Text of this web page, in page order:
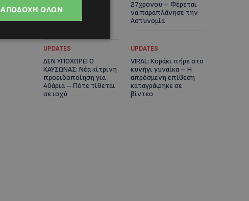
Μακαρίου και το
κέντρο της
27χρονου – Φέρεται
να παραπλάνησε την
Αστυνομία
UPDATES
ΔΕΝ ΥΠΟΧΩΡΕΙ Ο
ΚΑΥΣΩΝΑΣ: Νέα κίτρινη
προειδοποίηση για
40άρια – Πότε τίθεται
σε ισχύ
UPDATES
VIRAL: Κοράκι πήρε στο
κυνήγι γυναίκα – Η
απρόσμενη επίθεση
καταγράφηκε σε
βίντεο
ΑΠΟΔΟΧΉ ΌΛΩΝ